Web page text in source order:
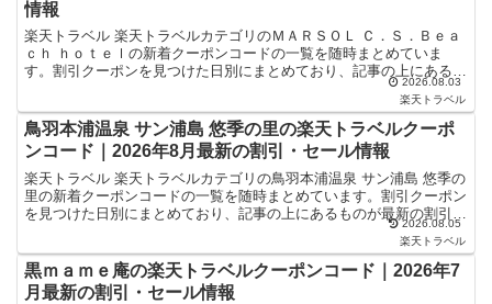
情報
楽天トラベル 楽天トラベルカテゴリのＭＡＲＳＯＬ Ｃ．Ｓ．Ｂｅａ
ｃｈ ｈｏｔｅｌの新着クーポンコードの一覧を随時まとめていま
す。割引クーポンを見つけた日別にまとめており、記事の上にあるも
のが最新の割引クーポンになります。ホテル・旅館宿泊の予...2026.08.03
楽天トラベル
鳥羽本浦温泉 サン浦島 悠季の里の楽天トラベルクーポ
ンコード｜2026年8月最新の割引・セール情報
楽天トラベル 楽天トラベルカテゴリの鳥羽本浦温泉 サン浦島 悠季の
里の新着クーポンコードの一覧を随時まとめています。割引クーポン
を見つけた日別にまとめており、記事の上にあるものが最新の割引ク
ーポンになります。ホテル・旅館宿泊の予約などで使え...
2026.08.05
楽天トラベル
黒ｍａｍｅ庵の楽天トラベルクーポンコード｜2026年7
月最新の割引・セール情報